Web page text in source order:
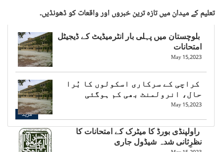
تعلیم کے میدان میں تازہ ترین خبروں اور واقعات کو ڈھونڈیں۔
بلوچستان میں پہلی بار انٹرمیڈیٹ کے ڈیجیٹل
امتحانات
May 15,2023
کراچی کے سرکاری اسکولوں کا بُرا
حال، انرولمنٹ بھی کم ہوگئی
May 15,2023
راولپنڈی بورڈ کا میٹرک کے امتحانات کا
نظرِثانی شدہ شیڈول جاری
مزید